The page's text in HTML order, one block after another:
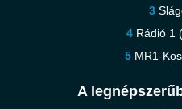
Rádió 1
MR1-
A